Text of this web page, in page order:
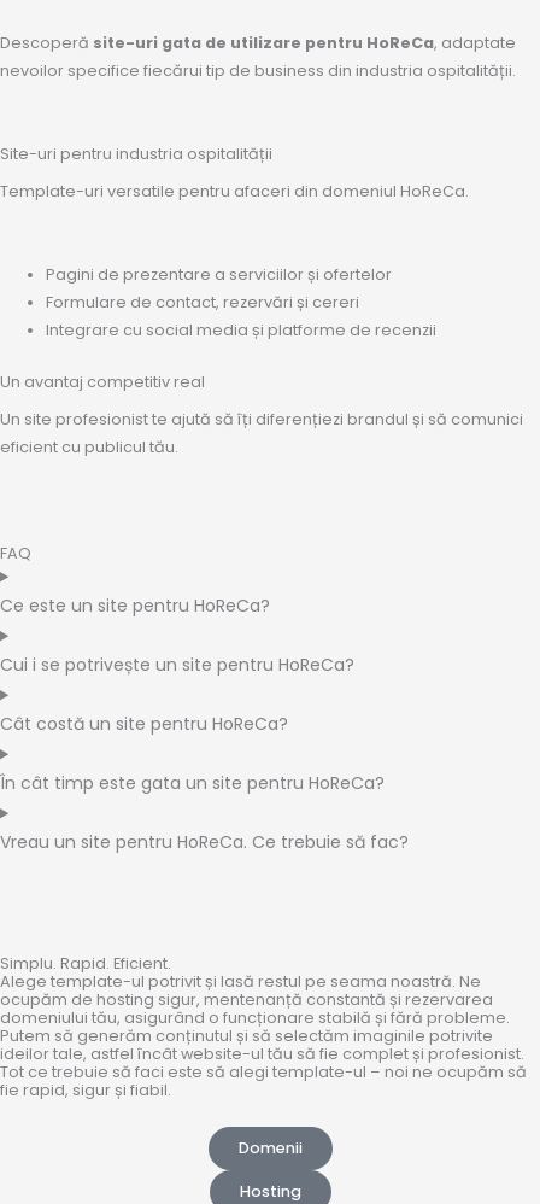
Descoperă site-uri gata de utilizare pentru HoReCa, adaptate
nevoilor specifice fiecărui tip de business din industria ospitalității.
Site-uri pentru industria ospitalității
Template-uri versatile pentru afaceri din domeniul HoReCa.
Pagini de prezentare a serviciilor și ofertelor
Formulare de contact, rezervări și cereri
Integrare cu social media și platforme de recenzii
Un avantaj competitiv real
Un site profesionist te ajută să îți diferențiezi brandul și să comunici
eficient cu publicul tău.
FAQ
Ce este un site pentru HoReCa?
Cui i se potrivește un site pentru HoReCa?
Cât costă un site pentru HoReCa?
În cât timp este gata un site pentru HoReCa?
Vreau un site pentru HoReCa. Ce trebuie să fac?
Simplu. Rapid. Eficient.
Alege template-ul potrivit și lasă restul pe seama noastră. Ne
ocupăm de hosting sigur, mentenanță constantă și rezervarea
domeniului tău, asigurând o funcționare stabilă și fără probleme.
Putem să generăm conținutul și să selectăm imaginile potrivite
ideilor tale, astfel încât website-ul tău să fie complet și profesionist.
Tot ce trebuie să faci este să alegi template-ul – noi ne ocupăm să
fie rapid, sigur și fiabil.
Domenii
Hosting